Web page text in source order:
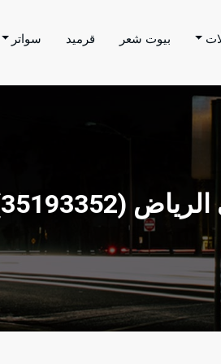
والسواتر والهناجر وغيرها
بيوت شعر قرميد سواتر